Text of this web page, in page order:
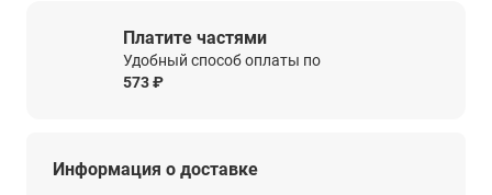
Платите частями
Удобный способ оплаты по
573 ₽
Информация о доставке